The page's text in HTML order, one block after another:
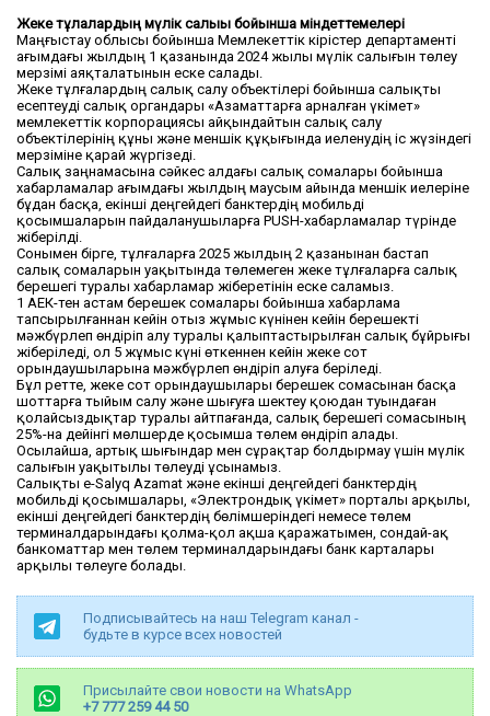
Жеке тұлғалардың мүлік салығы бойынша міндеттемелері
Маңғыстау облысы бойынша Мемлекеттік кірістер департаменті
ағымдағы жылдың 1 қазанында 2024 жылы мүлік салығын төлеу
мерзімі аяқталатынын еске салады.
Жеке тұлғалардың салық салу объектілері бойынша салықты
есептеуді салық органдары «Азаматтарға арналған үкімет»
мемлекеттік корпорациясы айқындайтын салық салу
объектілерінің құны және меншік құқығында иеленудің іс жүзіндегі
мерзіміне қарай жүргізеді.
Салық заңнамасына сәйкес алдағы салық сомалары бойынша
хабарламалар ағымдағы жылдың маусым айында меншік иелеріне
бұдан басқа, екінші деңгейдегі банктердің мобильді
қосымшаларын пайдаланушыларға PUSH-хабарламалар түрінде
жіберілді.
Сонымен бірге, тұлғаларға 2025 жылдың 2 қазанынан бастап
салық сомаларын уақытында төлемеген жеке тұлғаларға салық
берешегі туралы хабарламар жіберетінін еске саламыз.
1 АЕК-тен астам берешек сомалары бойынша хабарлама
тапсырылғаннан кейін отыз жұмыс күнінен кейін берешекті
мәжбүрлеп өндіріп алу туралы қалыптастырылған салық бұйрығы
жіберіледі, ол 5 жұмыс күні өткеннен кейін жеке сот
орындаушыларына мәжбүрлеп өндіріп алуға беріледі.
Бұл ретте, жеке сот орындаушылары берешек сомасынан басқа
шоттарға тыйым салу және шығуға шектеу қоюдан туындаған
қолайсыздықтар туралы айтпағанда, салық берешегі сомасының
25%-на дейінгі мөлшерде қосымша төлем өндіріп алады.
Осылайша, артық шығындар мен сұрақтар болдырмау үшін мүлік
салығын уақытылы төлеуді ұсынамыз.
Салықты e-Salyq Azamat және екінші деңгейдегі банктердің
мобильді қосымшалары, «Электрондық үкімет» порталы арқылы,
екінші деңгейдегі банктердің бөлімшеріндегі немесе төлем
терминалдарындағы қолма-қол ақша қаражатымен, сондай-ақ
банкоматтар мен төлем терминалдарындағы банк карталары
арқылы төлеуге болады.
Подписывайтесь на наш Telegram канал -
будьте в курсе всех новостей
Присылайте свои новости на WhatsApp
+7 777 259 44 50